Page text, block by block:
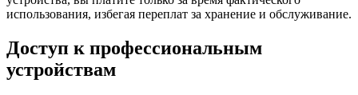
использования, избегая переплат за хранение и обслуживание.
Доступ к профессиональным
устройствам